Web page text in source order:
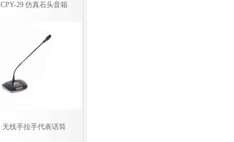
CPY-29 仿真石头音箱
无线手拉手代表话筒